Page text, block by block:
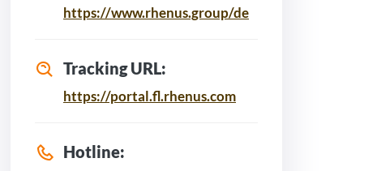
https://www.rhenus.group/de
Tracking URL:
https://portal.fl.rhenus.com
Hotline: